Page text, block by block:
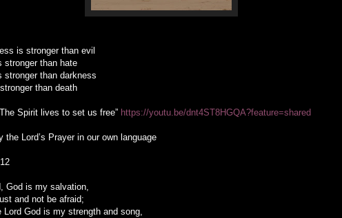
is stronger than evil
stronger than hate
stronger than darkness
than death
Spirit lives to set us free” https://youtu.be/dnt4ST8HGQA?feature=shared
the Lord’s Prayer in our own language
God is my salvation,
and not be afraid;
Lord God is my strength and song,